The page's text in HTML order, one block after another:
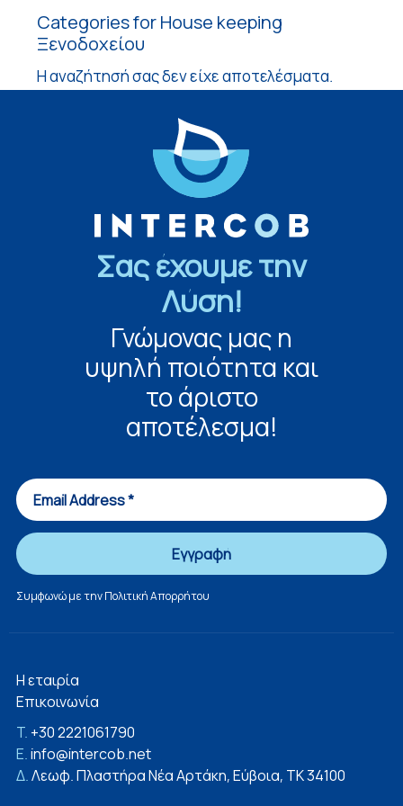
Categories for House keeping
Ξενοδοχείου
Η αναζήτησή σας δεν είχε αποτελέσματα.
Σας έχουμε την
Λύση!
Γνώμονας μας η
υψηλή ποιότητα και
το άριστο
αποτέλεσμα!
Συμφωνώ με τηνΠολιτική Απορρήτου
Η εταιρία
Επικοινωνία
T. +30 2221061790
E.info@intercob.net
Δ.Λεωφ. Πλαστήρα Νέα Αρτάκη, Εύβοια, ΤΚ 34100